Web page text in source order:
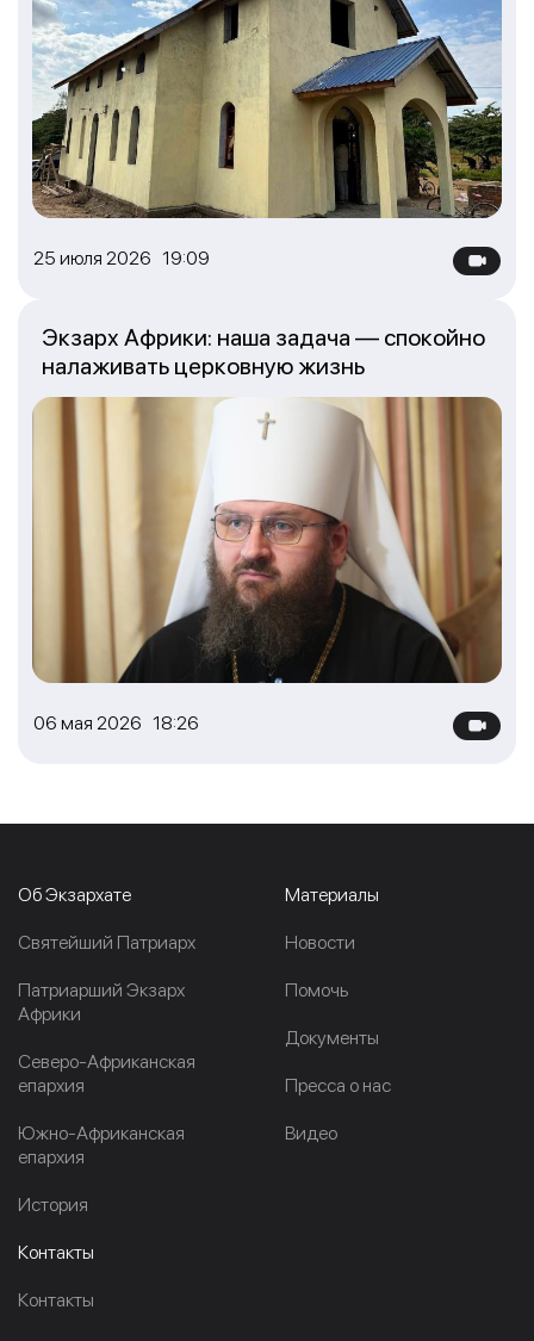
25 июля 2026 19:09
06 мая 2026 18:26
Экзарх Африки: наша задача — спокойно
налаживать церковную жизнь
Об Экзархате
Cвятейший Патриарх
Патриарший Экзарх
Африки
Северо-Африканская
епархия
Южно-Африканская
епархия
История
Материалы
Новости
Помочь
Документы
Пресса о нас
Видео
Контакты
Контакты